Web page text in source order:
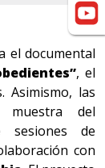
el documental
, el
Asimismo, las
del
sesiones de
con